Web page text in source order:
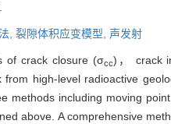
, 裂隙体积应变模型, 声发射
of crack closure (σcc)， crack
high-level radioactive
methods including moving
above. A comprehensive